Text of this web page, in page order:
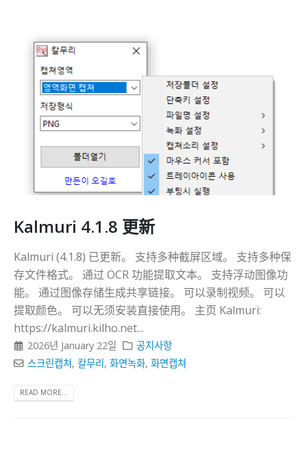
Kalmuri 4.1.8 更新
Kalmuri (4.1.8) 已更新。 支持多种截屏区域。 支持多种保
存文件格式。 通过 OCR 功能提取文本。 支持浮动图像功
能。 通过图像存储生成共享链接。 可以录制视频。 可以
提取颜色。 可以无须安装直接使用。 主页 Kalmuri:
https://kalmuri.kilho.net...
2026년 January 22일
공지사항
스크린캡쳐, 칼무리,화면녹화,화면캡쳐
READ MORE...